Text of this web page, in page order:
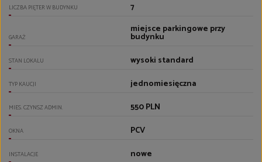
LICZBA PIĘTER W BUDYNKU 7
GARAŻ
miejsce parkingowe przy
budynku
STAN LOKALU wysoki standard
TYP KAUCJI jednomiesięczna
MIES. CZYNSZ ADMIN. 550 PLN
OKNA PCV
INSTALACJE nowe